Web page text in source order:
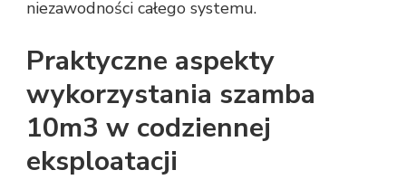
niezawodności całego systemu.
Praktyczne aspekty
wykorzystania szamba
10m3 w codziennej
eksploatacji